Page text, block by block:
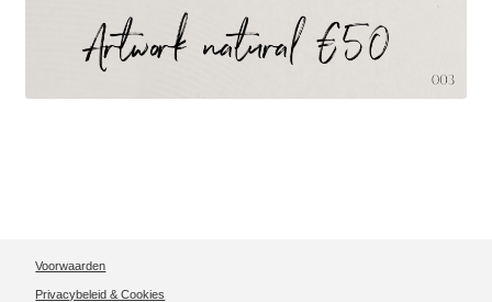
Voorwaarden
Privacybeleid & Cookies